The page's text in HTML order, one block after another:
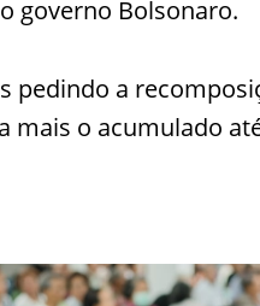
governo Bolsonaro.
pedindo a
mais o acumulado